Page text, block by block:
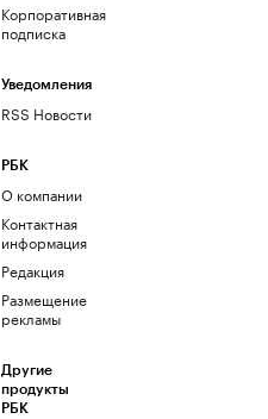
Корпоративная
подписка
Уведомления
RSS Новости
РБК
О компании
Контактная
информация
Редакция
Размещение
рекламы
Другие
продукты
РБК